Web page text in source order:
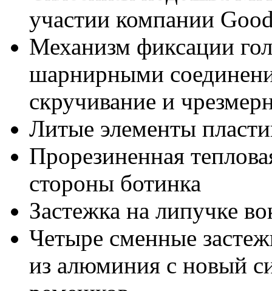
участии компании
Механизм фиксации
шарнирными
скручивание и
Литые элементы
Прорезиненная
стороны ботинка
Застежка на липучке
Четыре сменные
из алюминия с новый